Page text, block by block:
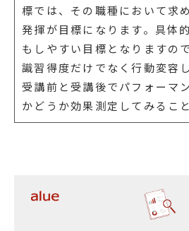
標では、その職種において求
発揮が目標になります。具体
もしやすい目標となりますの
識習得度だけでなく行動変容
受講前と受講後でパフォーマ
かどうか効果測定してみるこ